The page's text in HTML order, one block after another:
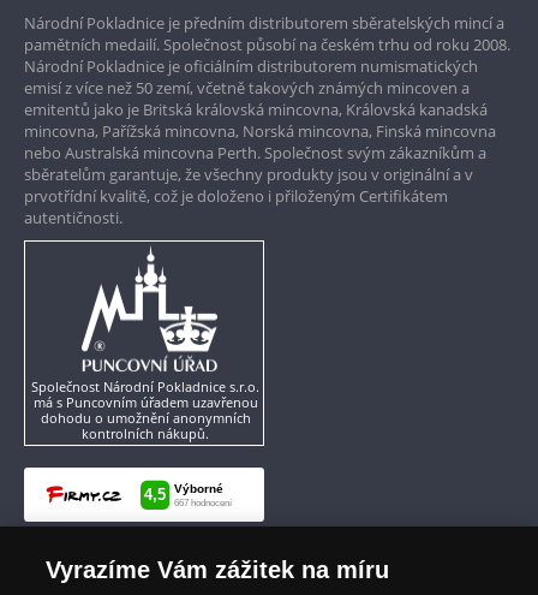
Garance nejvyšší kvality
Pouze originální produkty
Národní Pokladnice je předním distributorem sběratelských mincí a
pamětních medailí. Společnost působí na českém trhu od roku 2008.
Národní Pokladnice je oficiálním distributorem numismatických
emisí z více než 50 zemí, včetně takových známých mincoven a
emitentů jako je Britská královská mincovna, Královská kanadská
mincovna, Pařížská mincovna, Norská mincovna, Finská mincovna
nebo Australská mincovna Perth. Společnost svým zákazníkům a
sběratelům garantuje, že všechny produkty jsou v originální a v
prvotřídní kvalitě, což je doloženo i přiloženým Certifikátem
autentičnosti.
Společnost Národní Pokladnice s.r.o.
má s Puncovním úřadem uzavřenou
dohodu o umožnění anonymních
kontrolních nákupů.
Vyrazíme Vám zážitek na míru